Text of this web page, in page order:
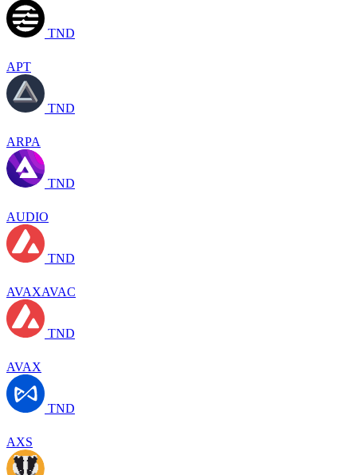
TND
APT
TND
ARPA
TND
AUDIO
TND
AVAXAVAC
TND
AVAX
TND
AXS